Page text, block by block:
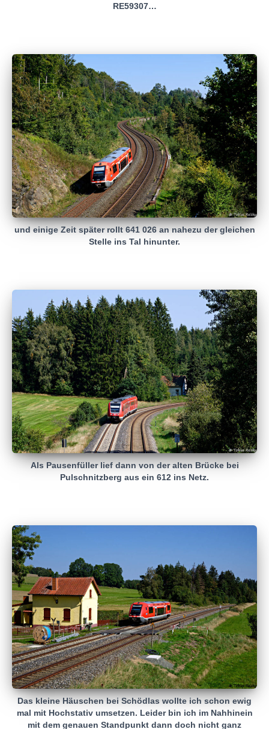
RE59307…
und einige Zeit später rollt 641 026 an nahezu der gleichen
Stelle ins Tal hinunter.
Als Pausenfüller lief dann von der alten Brücke bei
Pulschnitzberg aus ein 612 ins Netz.
Das kleine Häuschen bei Schödlas wollte ich schon ewig
mal mit Hochstativ umsetzen. Leider bin ich im Nahhinein
mit dem genauen Standpunkt dann doch nicht ganz